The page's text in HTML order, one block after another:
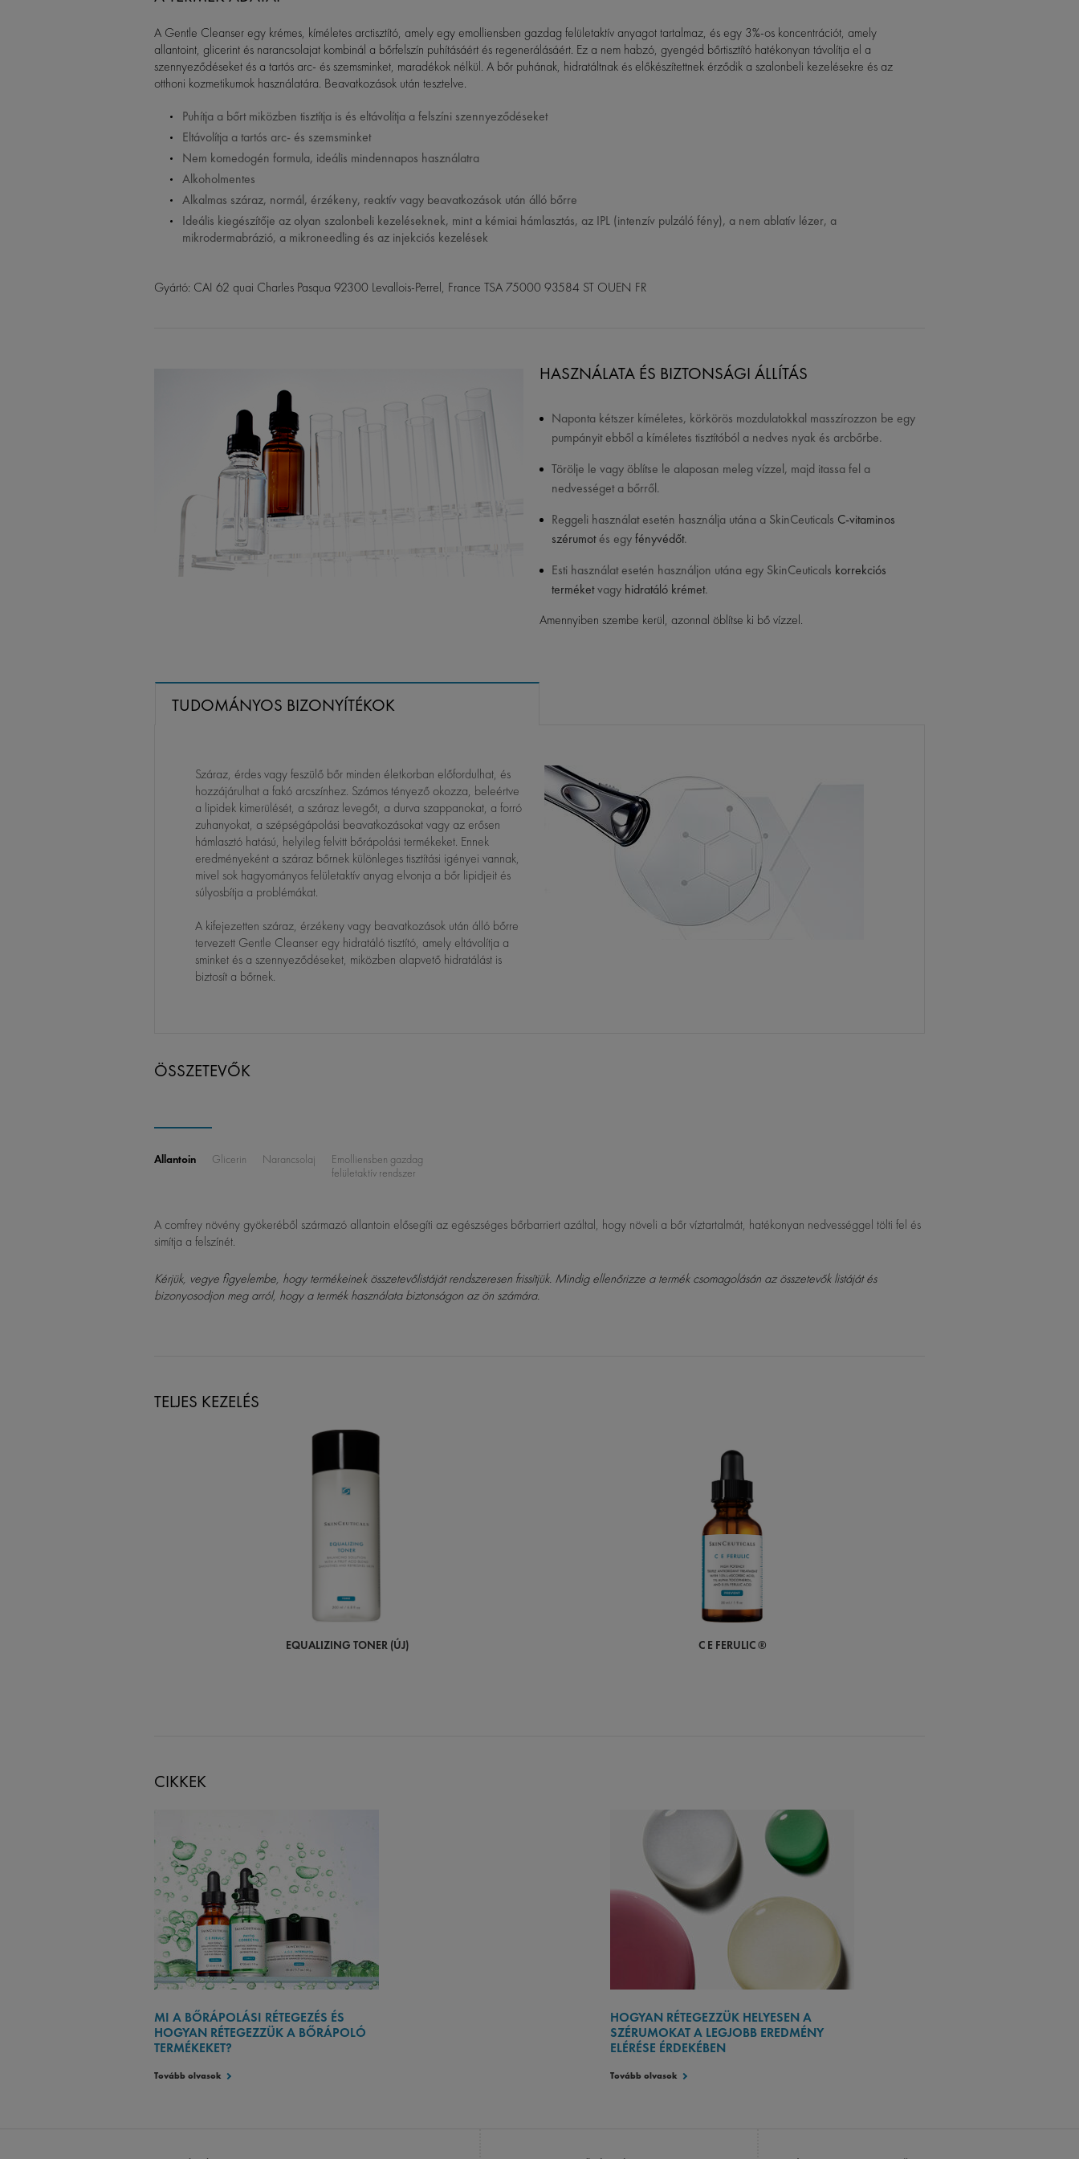
A Gentle Cleanser egy krémes, kíméletes arctisztító, amely egy emolliensben gazdag felületaktív anyagot tartalmaz, és egy 3%-os koncentrációt, amely
allantoint, glicerint és narancsolajat kombinál a bőrfelszín puhításáért és regenerálásáért. Ez a nem habzó, gyengéd bőrtisztító hatékonyan távolítja el a
szennyeződéseket és a tartós arc- és szemsminket, maradékok nélkül. A bőr puhának, hidratáltnak és előkészítettnek érződik a szalonbeli kezelésekre és az
otthoni kozmetikumok használatára. Beavatkozások után tesztelve.
Puhítja a bőrt miközben tisztítja is és eltávolítja a felszíni szennyeződéseket
Eltávolítja a tartós arc- és szemsminket
Nem komedogén formula, ideális mindennapos használatra
Alkoholmentes
Alkalmas száraz, normál, érzékeny, reaktív vagy beavatkozások után álló bőrre
Ideális kiegészítője az olyan szalonbeli kezeléseknek, mint a kémiai hámlasztás, az IPL (intenzív pulzáló fény), a nem ablatív lézer, a
mikrodermabrázió, a mikroneedling és az injekciós kezelések
Gyártó: CAI 62 quai Charles Pasqua 92300 Levallois-Perrel, France TSA 75000 93584 ST OUEN FR
HASZNÁLATA ÉS BIZTONSÁGI ÁLLÍTÁS
Naponta kétszer kíméletes, körkörös mozdulatokkal masszírozzon be egy
pumpányit ebből a kíméletes tisztítóból a nedves nyak és arcbőrbe.
Törölje le vagy öblítse le alaposan meleg vízzel, majd itassa fel a
nedvességet a bőrről.
Reggeli használat esetén használja utána a SkinCeuticals C-vitaminos
szérumotés egyfényvédőt.
Esti használat esetén használjon utána egy SkinCeuticals korrekciós
terméketvagy hidratáló krémet.
Amennyiben szembe kerül, azonnal öblítse ki bő vízzel.
TUDOMÁNYOS BIZONYÍTÉKOK
Száraz, érdes vagy feszülő bőr minden életkorban előfordulhat, és
hozzájárulhat a fakó arcszínhez. Számos tényező okozza, beleértve
a lipidek kimerülését, a száraz levegőt, a durva szappanokat, a forró
zuhanyokat, a szépségápolási beavatkozásokat vagy az erősen
hámlasztó hatású, helyileg felvitt bőrápolási termékeket. Ennek
eredményeként a száraz bőrnek különleges tisztítási igényei vannak,
mivel sok hagyományos felületaktív anyag elvonja a bőr lipidjeit és
súlyosbítja a problémákat.
A kifejezetten száraz, érzékeny vagy beavatkozások után álló bőrre
tervezett Gentle Cleanser egy hidratáló tisztító, amely eltávolítja a
sminket és a szennyeződéseket, miközben alapvető hidratálást is
biztosít a bőrnek.
ÖSSZETEVŐK
Allantoin Glicerin Narancsolaj
Emolliensben gazdag
felületaktív rendszer
A comfrey növény gyökeréből származó allantoin elősegíti az egészséges bőrbarriert azáltal, hogy növeli a bőr víztartalmát, hatékonyan nedvességgel tölti fel és
simítja a felszínét.
Kérjük, vegye figyelembe, hogy termékeinek összetevőlistáját rendszeresen frissítjük. Mindig ellenőrizze a termék csomagolásán az összetevők listáját és
bizonyosodjon meg arról, hogy a termék használata biztonságon az ön számára.
TELJES KEZELÉS
EQUALIZING TONER (ÚJ) C E FERULIC ®
CIKKEK
MI A BŐRÁPOLÁSI RÉTEGEZÉS ÉS
HOGYAN RÉTEGEZZÜK A BŐRÁPOLÓ
TERMÉKEKET?
Tovább olvasok
HOGYAN RÉTEGEZZÜK HELYESEN A
SZÉRUMOKAT A LEGJOBB EREDMÉNY
ELÉRÉSE ÉRDEKÉBEN
Tovább olvasok